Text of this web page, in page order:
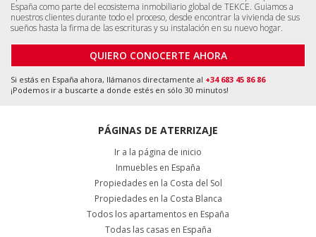
España como parte del ecosistema inmobiliario global de TEKCE. Guiamos a
nuestros clientes durante todo el proceso, desde encontrar la vivienda de sus
sueños hasta la firma de las escrituras y su instalación en su nuevo hogar.
QUIERO CONOCERTE AHORA
Si estás en España ahora, llámanos directamente al +34 683 45 86 86
¡Podemos ir a buscarte a donde estés en sólo 30 minutos!
PÁGINAS DE ATERRIZAJE
Ir a la página de inicio
Inmuebles en España
Propiedades en la Costa del Sol
Propiedades en la Costa Blanca
Todos los apartamentos en España
Todas las casas en España